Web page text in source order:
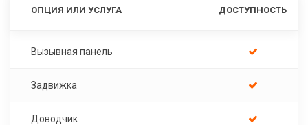
ОПЦИЯ ИЛИ УСЛУГА ДОСТУПНОСТЬ
Вызывная панель
Задвижка
Доводчик